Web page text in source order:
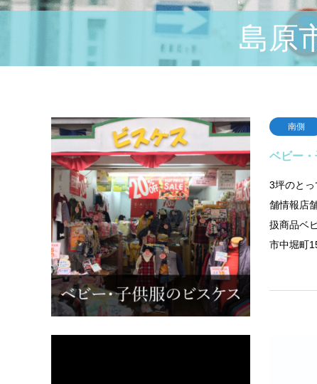
島原
南側
ベビー
3坪のと
舗情報店
扱商品ベ
市中堀町